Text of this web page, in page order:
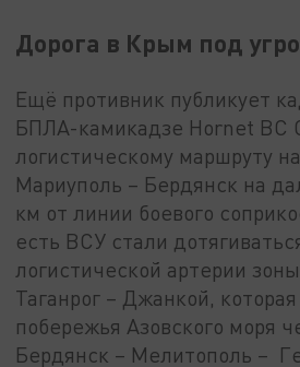
Дорога в Крым под
Ещё противник публикует
БПЛА-камикадзе Hornet ВС
логистическому маршруту
Мариуполь – Бердянск на
км от линии боевого
есть ВСУ стали
логистической артерии
Таганрог – Джанкой,
побережья Азовского моря
Бердянск – Мелитополь –